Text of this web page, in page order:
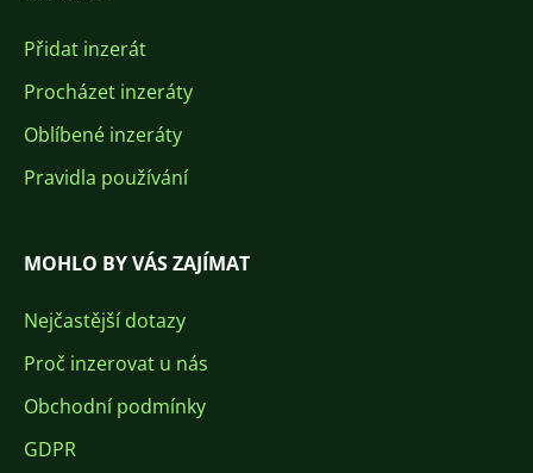
Přidat inzerát
Procházet inzeráty
Oblíbené inzeráty
Pravidla používání
MOHLO BY VÁS ZAJÍMAT
Nejčastější dotazy
Proč inzerovat u nás
Obchodní podmínky
GDPR